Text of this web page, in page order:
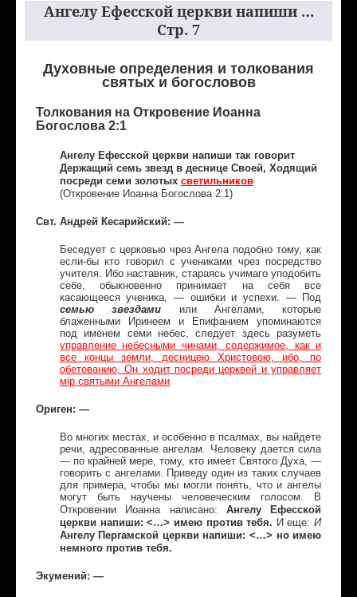
Ангелу Ефесской церкви напиши …
Стр. 7
Духовные определения и толкования
святых и богословов
Толкования на Откровение Иоанна
Богослова 2:1
Ангелу Ефесской церкви напиши так говорит
Держащий семь звезд в деснице Своей, Ходящий
посреди семи золотых светильников
(Откровение Иоанна Богослова 2:1)
Свт. Андрей Кесарийский: —
Беседует с церковью чрез Ангела подобно тому, как
если-бы кто говорил с учениками чрез посредство
учителя. Ибо наставник, стараясь учимаго уподобить
себе, обыкновенно принимает на себя все
касающееся ученика, — ошибки и успехи. — Под
семью
звездами или Ангелами, которые
блаженными Иринеем и Епифанием упоминаются
под именем семи небес, следует здесь разуметь
управление небесными чинами, содержимое, как и
все концы земли, десницею Христовою, ибо, по
обетованию, Он ходит посреди церквей и управляет
мiр святыми Ангелами
Ориген: —
Во многих местах, и особенно в псалмах, вы найдете
речи, адресованные ангелам. Человеку дается сила
— по крайней мере, тому, кто имеет Святого Духа, —
говорить с ангелами. Приведу один из таких случаев
для примера, чтобы мы могли понять, что и ангелы
могут быть научены человеческим голосом. В
Откровении Иоанна написано: Ангелу Ефесской
церкви напиши: <…> имею против тебя. И еще:И
Ангелу Пергамской церкви напиши: <…> но имею
немного против тебя.
Экумений: —